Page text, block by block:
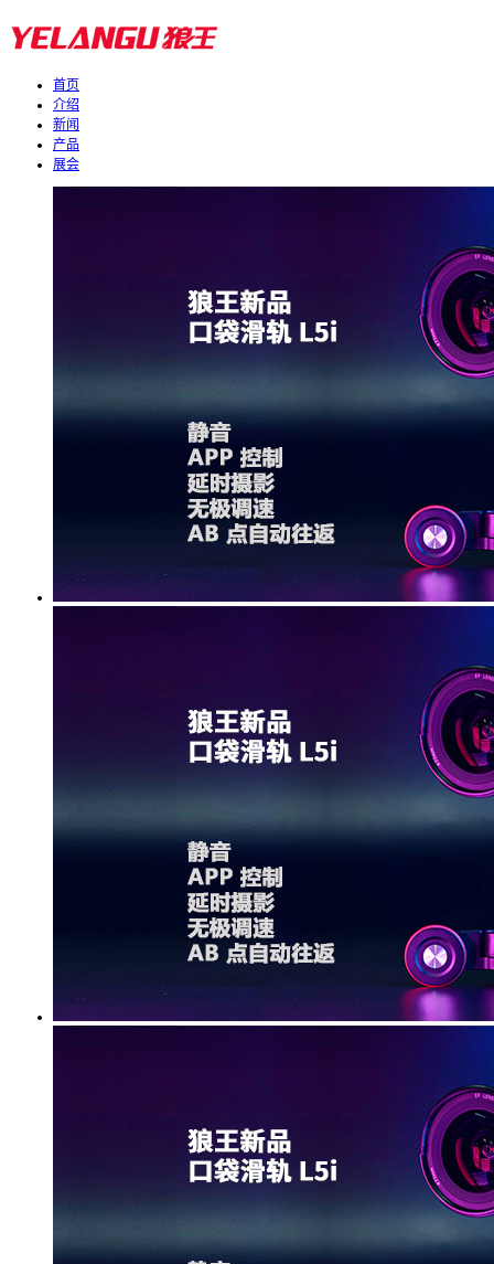
首页
介绍
新闻
产品
展会